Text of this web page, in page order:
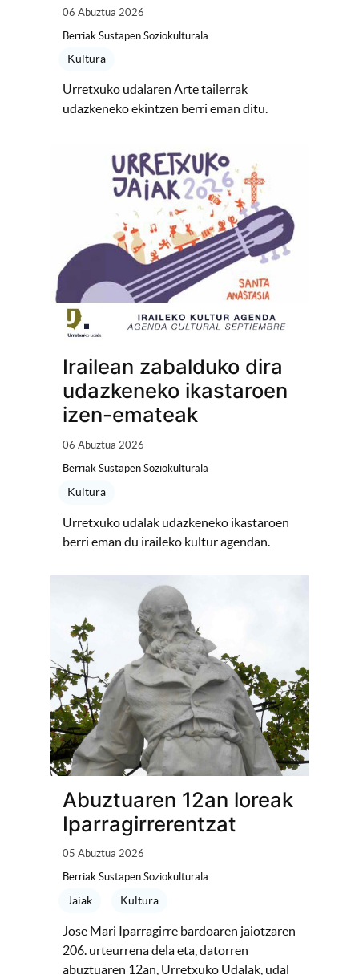
06 Abuztua 2026
Berriak Sustapen Soziokulturala
Kultura
Urretxuko udalaren Arte tailerrak
udazkeneko ekintzen berri eman ditu.
Irailean zabalduko dira
udazkeneko ikastaroen
izen-emateak
06 Abuztua 2026
Berriak Sustapen Soziokulturala
Kultura
Urretxuko udalak udazkeneko ikastaroen
berri eman du iraileko kultur agendan.
Abuztuaren 12an loreak
Iparragirrerentzat
05 Abuztua 2026
Berriak Sustapen Soziokulturala
Jaiak Kultura
Jose Mari Iparragirre bardoaren jaiotzaren
206. urteurrena dela eta, datorren
abuztuaren 12an, Urretxuko Udalak, udal